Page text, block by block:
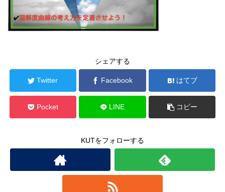
シェアする
Twitter Facebook はてブ
Pocket LINE コピー
KUTをフォローする